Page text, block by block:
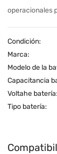
operacionales
Condición:
Marca:
Modelo de la
Capacitancia
Voltahe batería:
Tipo batería: